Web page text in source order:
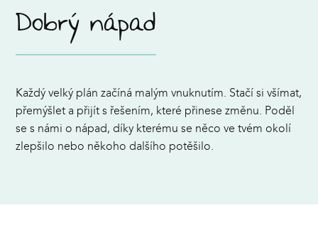
Dobrý nápad
Každý velký plán začíná malým vnuknutím. Stačí si všímat,
přemýšlet a přijít s řešením, které přinese změnu. Poděl
se s námi o nápad, díky kterému se něco ve tvém okolí
zlepšilo nebo někoho dalšího potěšilo.